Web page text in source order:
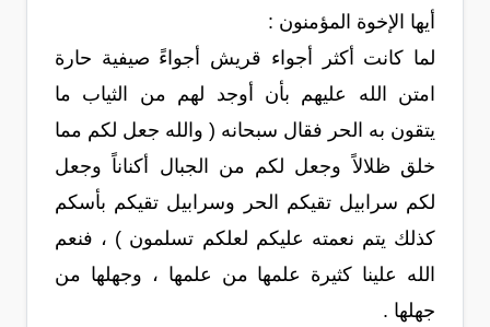
أيها الإخوة المؤمنون :
لما كانت أكثر أجواء قريش أجواءً صيفية حارة
امتن الله عليهم بأن أوجد لهم من الثياب ما
يتقون به الحر فقال سبحانه ( والله جعل لكم مما
خلق ظلالاً وجعل لكم من الجبال أكناناً وجعل
لكم سرابيل تقيكم الحر وسرابيل تقيكم بأسكم
كذلك يتم نعمته عليكم لعلكم تسلمون ) ، فنعم
الله علينا كثيرة علمها من علمها ، وجهلها من
جهلها .